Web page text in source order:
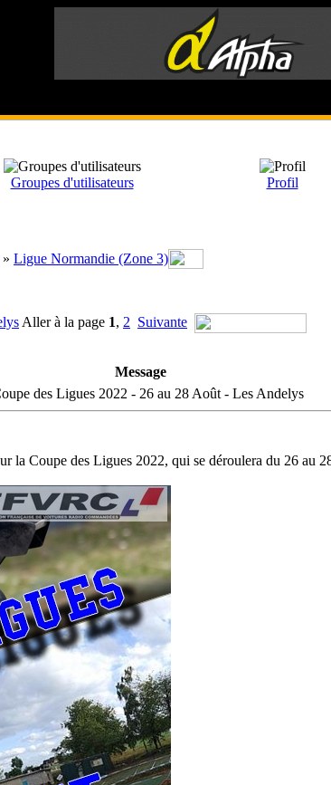
Groupes d'utilisateurs Profil
» Ligue Normandie (Zone 3)
Aller à la page 1, 2 Suivante
Message
des Ligues 2022 - 26 au 28 Août - Les Andelys
Coupe des Ligues 2022, qui se déroulera du 26 au